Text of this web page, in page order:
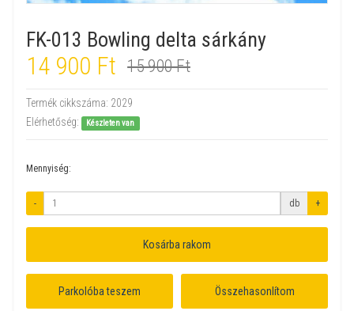
FK-013 Bowling delta sárkány
14 900 Ft 15 900 Ft
Termék cikkszáma: 2029
Elérhetőség:
Készleten van
Mennyiség:
- db +
Kosárba rakom
Parkolóba teszem Összehasonlítom